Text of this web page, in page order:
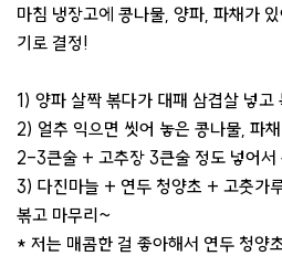
마침 냉장고에 콩나물, 양파, 파채가
기로 결정!
1) 양파 살짝 볶다가 대패 삼겹살 넣고
2) 얼추 익으면 씻어 놓은 콩나물, 파
2-3큰술 + 고추장 3큰술 정도 넣어서
3) 다진마늘 + 연두 청양초 + 고춧가
볶고 마무리~
* 저는 매콤한 걸 좋아해서 연두 청양